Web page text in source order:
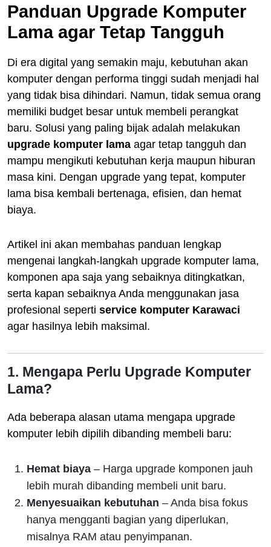
Panduan Upgrade Komputer
Lama agar Tetap Tangguh
Di era digital yang semakin maju, kebutuhan akan
komputer dengan performa tinggi sudah menjadi hal
yang tidak bisa dihindari. Namun, tidak semua orang
memiliki budget besar untuk membeli perangkat
baru. Solusi yang paling bijak adalah melakukan
upgrade komputer lama agar tetap tangguh dan
mampu mengikuti kebutuhan kerja maupun hiburan
masa kini. Dengan upgrade yang tepat, komputer
lama bisa kembali bertenaga, efisien, dan hemat
biaya.
Artikel ini akan membahas panduan lengkap
mengenai langkah-langkah upgrade komputer lama,
komponen apa saja yang sebaiknya ditingkatkan,
serta kapan sebaiknya Anda menggunakan jasa
profesional seperti service komputer Karawaci
agar hasilnya lebih maksimal.
1. Mengapa Perlu Upgrade Komputer
Lama?
Ada beberapa alasan utama mengapa upgrade
komputer lebih dipilih dibanding membeli baru:
Hemat biaya – Harga upgrade komponen jauh
lebih murah dibanding membeli unit baru.
Menyesuaikan kebutuhan – Anda bisa fokus
hanya mengganti bagian yang diperlukan,
misalnya RAM atau penyimpanan.